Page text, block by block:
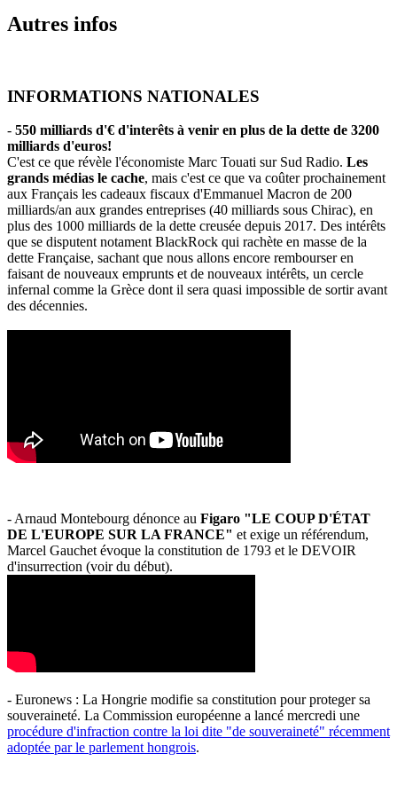
Autres infos
INFORMATIONS NATIONALES
- 550 milliards d'€ d'interêts à venir en plus de la dette de 3200
milliards d'euros!
C'est ce que révèle l'économiste Marc Touati sur Sud Radio. Les
grands médias le cache, mais c'est ce que va coûter prochainement
aux Français les cadeaux fiscaux d'Emmanuel Macron de 200
milliards/an aux grandes entreprises (40 milliards sous Chirac), en
plus des 1000 milliards de la dette creusée depuis 2017. Des intérêts
que se disputent notament BlackRock qui rachète en masse de la
dette Française, sachant que nous allons encore rembourser en
faisant de nouveaux emprunts et de nouveaux intérêts, un cercle
infernal comme la Grèce dont il sera quasi impossible de sortir avant
des décennies.
- Arnaud Montebourg dénonce au Figaro "LE COUP D'ÉTAT
DE L'EUROPE SUR LA FRANCE" et exige un référendum,
Marcel Gauchet évoque la constitution de 1793 et le DEVOIR
d'insurrection (voir du début).
- Euronews : La Hongrie modifie sa constitution pour proteger sa
souveraineté. La Commission européenne a lancé mercredi une
procédure d'infraction contre la loi dite "de souveraineté" récemment
adoptée par le parlement hongrois.